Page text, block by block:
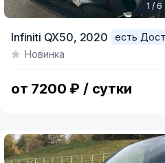
of
1 / 6
Infiniti QX50, 2020
есть
Новинка
от 7200 ₽ / сутки